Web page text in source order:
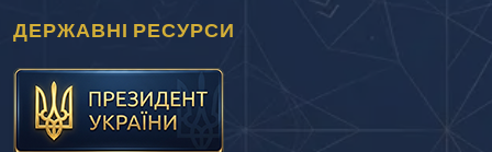
ДЕРЖАВНІ РЕСУРСИ